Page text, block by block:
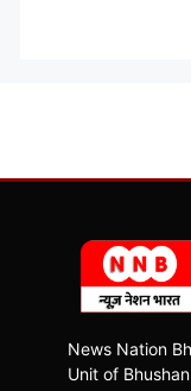
News Nation
Unit of